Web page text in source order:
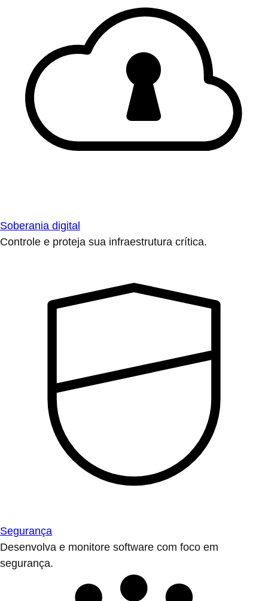
Soberania digital
Controle e proteja sua infraestrutura crítica.
Segurança
Desenvolva e monitore software com foco em
segurança.